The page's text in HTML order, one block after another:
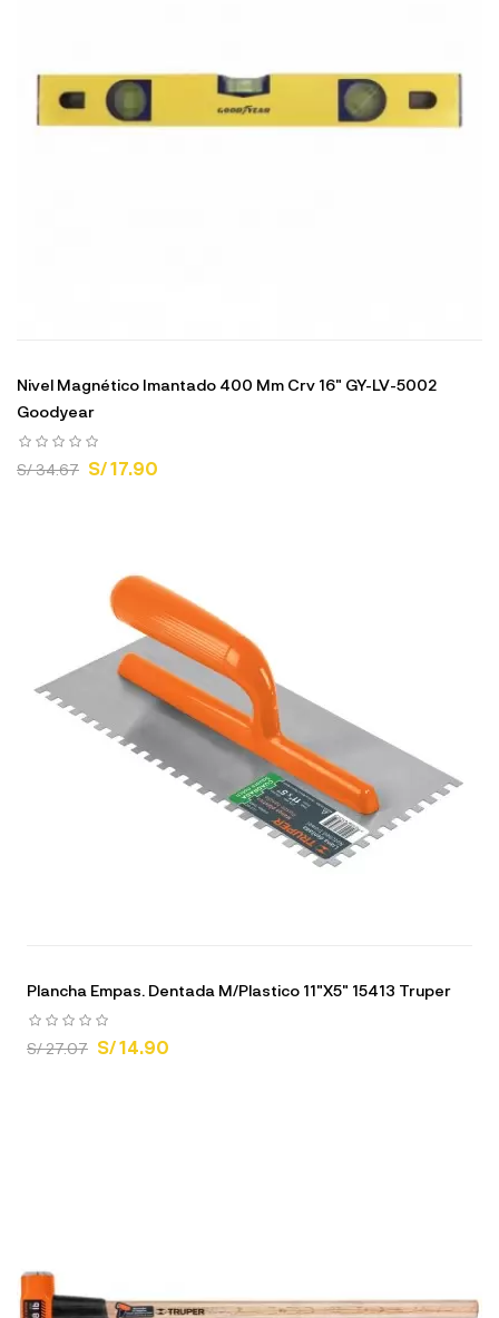
Nivel Magnético Imantado 400 Mm Crv 16" GY-LV-5002
Goodyear
S/ 34.67 S/ 17.90
Plancha Empas. Dentada M/Plastico 11"X5" 15413 Truper
S/ 27.07 S/ 14.90